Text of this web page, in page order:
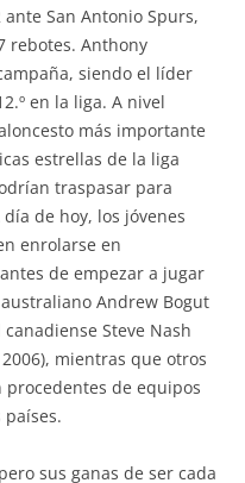
San Antonio Spurs,
rebotes. Anthony
siendo el líder
en la liga. A nivel
más importante
estrellas de la liga
traspasar para
de hoy, los jóvenes
enrolarse en
de empezar a jugar
Andrew Bogut
Steve Nash
mientras que otros
de equipos
sus ganas de ser cada